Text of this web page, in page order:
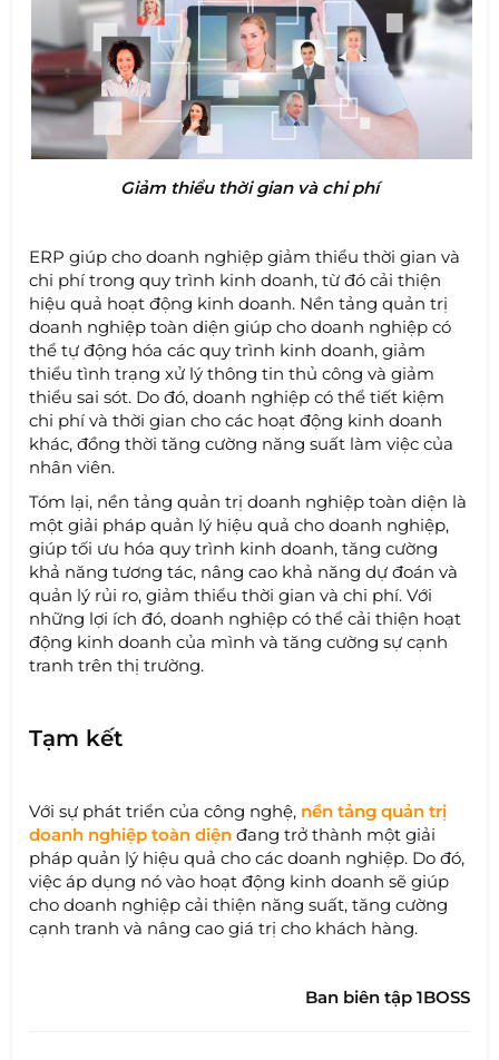
Giảm thiểu thời gian và chi phí
ERP giúp cho doanh nghiệp giảm thiểu thời gian và
chi phí trong quy trình kinh doanh, từ đó cải thiện
hiệu quả hoạt động kinh doanh. Nền tảng quản trị
doanh nghiệp toàn diện giúp cho doanh nghiệp có
thể tự động hóa các quy trình kinh doanh, giảm
thiểu tình trạng xử lý thông tin thủ công và giảm
thiểu sai sót. Do đó, doanh nghiệp có thể tiết kiệm
chi phí và thời gian cho các hoạt động kinh doanh
khác, đồng thời tăng cường năng suất làm việc của
nhân viên.
Tóm lại, nền tảng quản trị doanh nghiệp toàn diện là
một giải pháp quản lý hiệu quả cho doanh nghiệp,
giúp tối ưu hóa quy trình kinh doanh, tăng cường
khả năng tương tác, nâng cao khả năng dự đoán và
quản lý rủi ro, giảm thiểu thời gian và chi phí. Với
những lợi ích đó, doanh nghiệp có thể cải thiện hoạt
động kinh doanh của mình và tăng cường sự cạnh
tranh trên thị trường.
Tạm kết
Với sự phát triển của công nghệ, nền tảng quản trị
doanh nghiệp toàn diện đang trở thành một giải
pháp quản lý hiệu quả cho các doanh nghiệp. Do đó,
việc áp dụng nó vào hoạt động kinh doanh sẽ giúp
cho doanh nghiệp cải thiện năng suất, tăng cường
cạnh tranh và nâng cao giá trị cho khách hàng.
Ban biên tập 1BOSS